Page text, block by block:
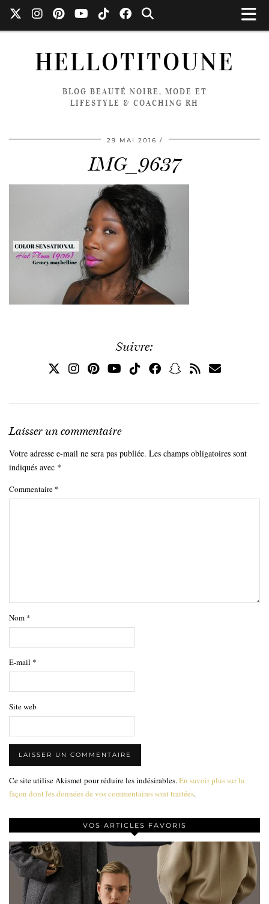
HELLOTITOUNE
BLOG BEAUTÉ NOIRE, MODE ET
LIFESTYLE & COACHING RH
29 MAI 2016
IMG_9637
Suivre:
Laisser un commentaire
Votre adresse e-mail ne sera pas publiée. Les champs obligatoires sont
indiqués avec *
Commentaire *
Nom *
E-mail *
Site web
Ce site utilise Akismet pour réduire les indésirables. En savoir plus sur la
façon dont les données de vos commentaires sont traitées.
VOS ARTICLES FAVORIS